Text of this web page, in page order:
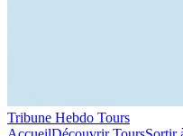
Tribune Hebdo Tours